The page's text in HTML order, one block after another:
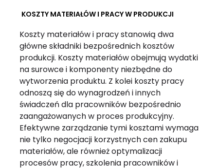
KOSZTY MATERIAŁÓW I PRACY W PRODUKCJI
Koszty materiałów i pracy stanowią dwa
główne składniki bezpośrednich kosztów
produkcji. Koszty materiałów obejmują wydatki
na surowce i komponenty niezbędne do
wytworzenia produktu. Z kolei koszty pracy
odnoszą się do wynagrodzeń i innych
świadczeń dla pracowników bezpośrednio
zaangażowanych w proces produkcyjny.
Efektywne zarządzanie tymi kosztami wymaga
nie tylko negocjacji korzystnych cen zakupu
materiałów, ale również optymalizacji
procesów pracy, szkolenia pracowników i